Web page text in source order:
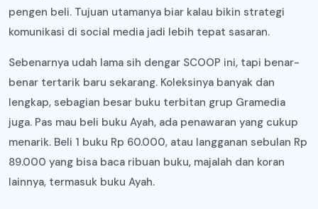
pengen beli. Tujuan utamanya biar kalau bikin strategi
komunikasi di social media jadi lebih tepat sasaran.
Sebenarnya udah lama sih dengar SCOOP ini, tapi benar-
benar tertarik baru sekarang. Koleksinya banyak dan
lengkap, sebagian besar buku terbitan grup Gramedia
juga. Pas mau beli buku Ayah, ada penawaran yang cukup
menarik. Beli 1 buku Rp 60.000, atau langganan sebulan Rp
89.000 yang bisa baca ribuan buku, majalah dan koran
lainnya, termasuk buku Ayah.